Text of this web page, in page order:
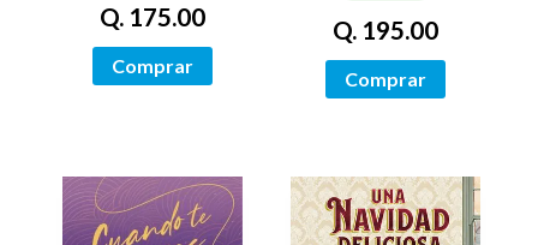
Q. 175.00
Comprar
Q. 195.00
Comprar